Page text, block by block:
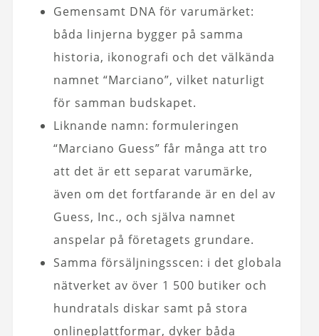
Gemensamt DNA för varumärket:
båda linjerna bygger på samma
historia, ikonografi och det välkända
namnet “Marciano”, vilket naturligt
för samman budskapet.
Liknande namn: formuleringen
“Marciano Guess” får många att tro
att det är ett separat varumärke,
även om det fortfarande är en del av
Guess, Inc., och själva namnet
anspelar på företagets grundare.
Samma försäljningsscen: i det globala
nätverket av över 1 500 butiker och
hundratals diskar samt på stora
onlineplattformar, dyker båda